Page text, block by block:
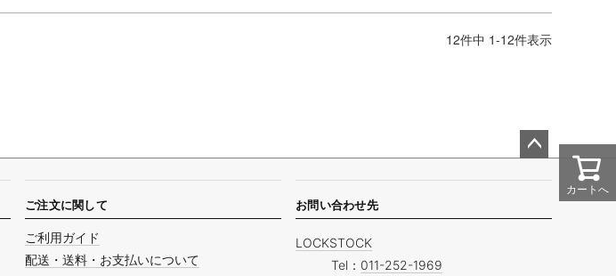
12件中 1-12件表示
カートへ
ジト
へ
ご注文に関して
ご利用ガイド
配送・送料・お支払いについて
お問い合わせ先
LOCKSTOCK
Tel： 011-252-1969